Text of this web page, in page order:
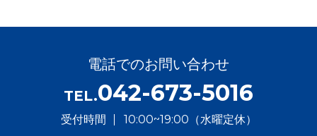
電話でのお問い合わせ
TEL.042-673-5016
受付時間 10:00~19:00（水曜定休）